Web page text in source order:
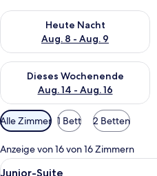
Heute Nacht
Aug. 8 - Aug. 9
Überprüfe die Verfügbarkeit
Dieses Wochenende
Aug. 14 - Aug. 16
Überprüfe die Verfügbarkeit
Verfügbare
Filter
für
Zimmer
Alle Zimmer 1 Bett 2 Betten
Anzeige von 16 von 16 Zimmern
Alle15
Junior-Suite